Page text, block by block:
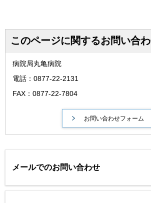
このページに関するお問い合
病院局丸亀病院
電話：0877-22-2131
FAX：0877-22-7804
メールでのお問い合わせ